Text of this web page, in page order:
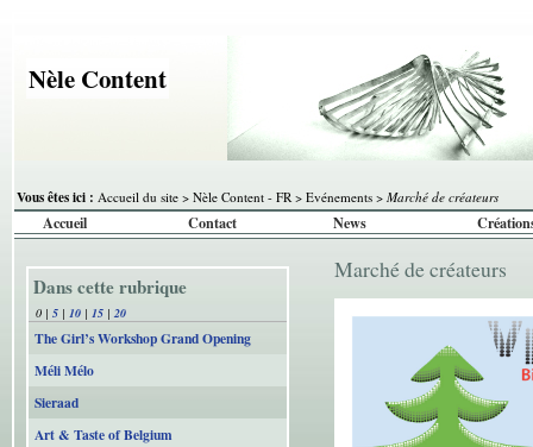
Nèle Content
Vous êtes ici : Accueil du site > Nèle Content - FR > Evénements > Marché de créateurs
Accueil Contact News
Dans cette rubrique
0 | 5 | 10 | 15 | 20
The Girl’s Workshop Grand Opening
Méli Mélo
Sieraad
Art & Taste of Belgium
Marché de créateurs